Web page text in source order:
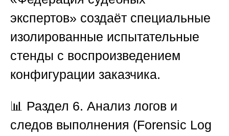
экспертов» создаёт специальные
изолированные испытательные
стенды с воспроизведением
конфигурации заказчика.
📊 Раздел 6. Анализ логов и
следов выполнения (Forensic Log